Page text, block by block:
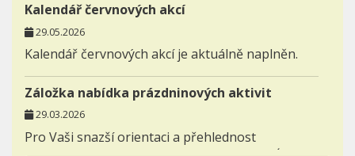
Kalendář červnových akcí
29.05.2026
Kalendář červnových akcí je aktuálně naplněn.
Záložka nabídka prázdninových aktivit
29.03.2026
Pro Vaši snazší orientaci a přehlednost